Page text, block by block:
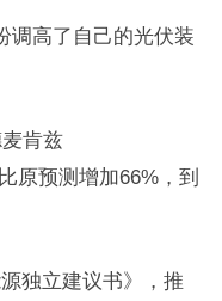
调高了自己的光伏装
肯兹
原预测增加66%，到
独立建议书》，推